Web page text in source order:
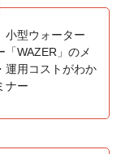
小型ウォーター
「WAZER」のメ
運用コストがわか
ナー